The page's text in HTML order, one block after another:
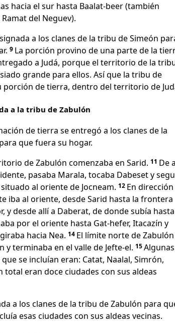
hacia el sur hasta Baalat-beer (también
del Neguev).
a los clanes de la tribu de Simeón
9 La porción provino de una parte de la
a Judá, porque el territorio de la
grande para ellos. Así que la tribu de
porción de tierra, dentro del territorio de
a la tribu de Zabulón
de tierra se entregó a los clanes de la
que fuera su hogar.
de Zabulón comenzaba en Sarid. 11 De
pasaba Marala, tocaba Dabeset y
al oriente de Jocneam. 12 En dirección
iba al oriente, desde Sarid hasta la frontera
y desde allí a Daberat, de donde subía hasta
por el oriente hasta Gat-hefer, Itacazín y
hacia Nea. 14 El límite norte de Zabulón
y terminaba en el valle de Jefte-el. 15Algunas
se incluían eran: Catat, Naalal, Simrón,
total eran doce ciudades con sus aldeas
a los clanes de la tribu de Zabulón para
esas ciudades con sus aldeas vecinas.